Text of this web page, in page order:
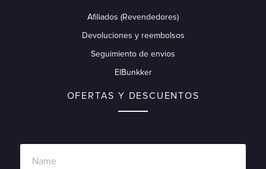
Afiliados (Revendedores)
Devoluciones y reembolsos
Seguimiento de envios
ElBunkker
OFERTAS Y DESCUENTOS